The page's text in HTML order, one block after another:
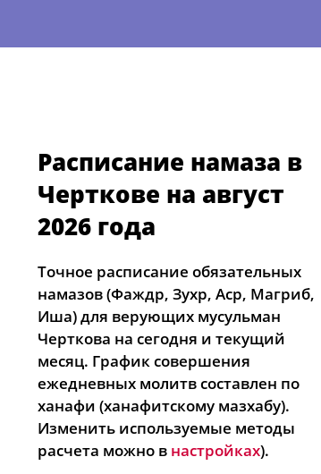
Расписание намаза в
Черткове на август
2026 года
Точное расписание обязательных
намазов (Фаждр, Зухр, Аср, Магриб,
Иша) для верующих мусульман
Черткова на сегодня и текущий
месяц. График совершения
ежедневных молитв составлен по
ханафи (ханафитскому мазхабу).
Изменить используемые методы
расчета можно в настройках).